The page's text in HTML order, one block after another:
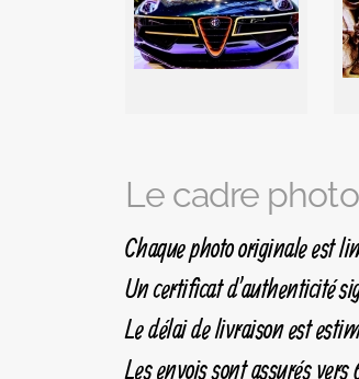
Le cadre photo
Chaque photo originale est
Un certificat d'authenticité
Le délai de livraison est
Les envois sont assurés